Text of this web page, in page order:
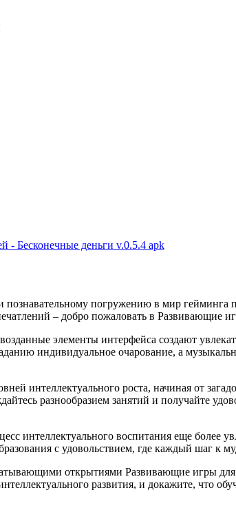
- Бесконечные деньги v.0.5.4 apk
погружению в мир гейминга
– добро пожаловать в Развивающие
элементы интерфейса создают
индивидуальное очарование, а
интеллектуального роста, начиная от
разнообразием занятий и получайте
интеллектуального воспитания еще более
с удовольствием, где каждый шаг к
открытиями Развивающие игры для
развития, и докажите, что